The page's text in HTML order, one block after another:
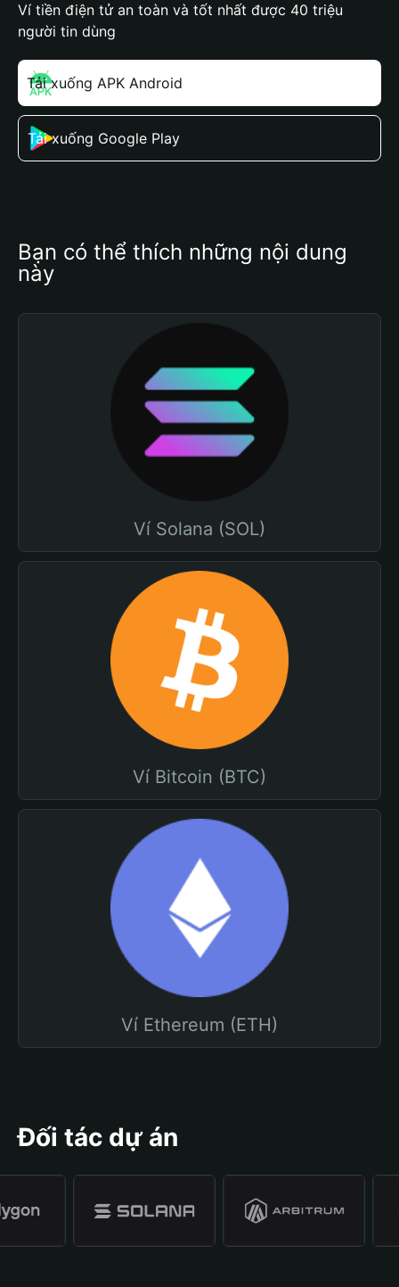
Ví tiền điện tử an toàn và tốt nhất được 40 triệu
người tin dùng
Tải xuống APK Android
Tải xuống Google Play
Bạn có thể thích những nội dung
này
Ví Solana (SOL)
Ví Bitcoin (BTC)
Ví Ethereum (ETH)
Đối tác dự án